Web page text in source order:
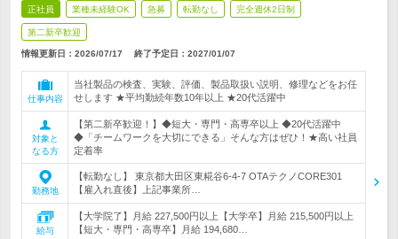
正社員 業種未経験OK 急募 転勤なし 完全週休2日制
第二新卒歓迎
情報更新日：2026/07/17 終了予定日： 2027/01/07
仕事内容
当社製品の検査、実験、評価、製品取扱い説明、修理などをお任
せします ★平均勤続年数10年以上 ★20代活躍中
対象と
なる方
【第二新卒歓迎！】◆短大・専門・高専卒以上 ◆20代活躍中
◆「チームワークを大切にできる」そんな方はぜひ！★高い社員
定着率
勤務地
【転勤なし】 東京都大田区東糀谷6-4-7 OTAテクノCORE301
【雇入れ直後】上記事業所…
給与
【大学院了】月給 227,500円以上【大学卒】月給 215,500円以上
【短大・専門・高専卒】月給 194,680…